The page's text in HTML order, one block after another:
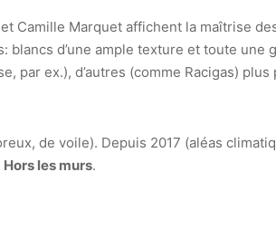
Camille Marquet affichent la maîtrise des
d’une ample texture et toute une
par ex.), d’autres (comme Racigas)
de voile). Depuis 2017 (aléas
Hors les murs.